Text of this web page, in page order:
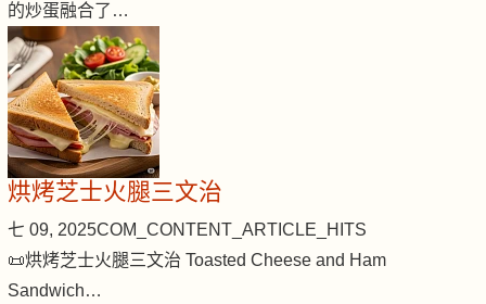
的炒蛋融合了…
烘烤芝士火腿三文治
七 09, 2025COM_CONTENT_ARTICLE_HITS
📜烘烤芝士火腿三文治 Toasted Cheese and Ham
Sandwich…